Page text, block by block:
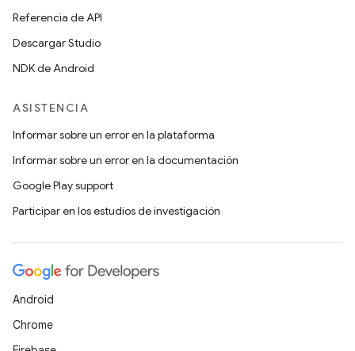
Referencia de API
Descargar Studio
NDK de Android
ASISTENCIA
Informar sobre un error en la plataforma
Informar sobre un error en la documentación
Google Play support
Participar en los estudios de investigación
Android
Chrome